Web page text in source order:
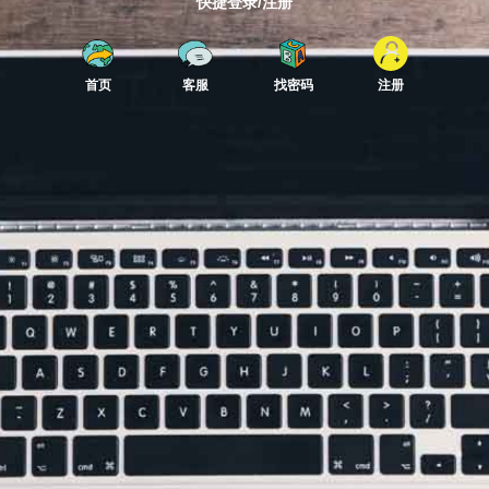
首页 客服 找密码 注册